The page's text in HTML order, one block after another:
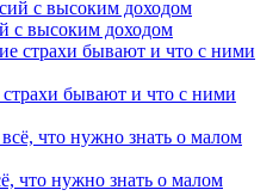
с высоким доходом
страхи бывают и что с ними
что нужно знать о малом